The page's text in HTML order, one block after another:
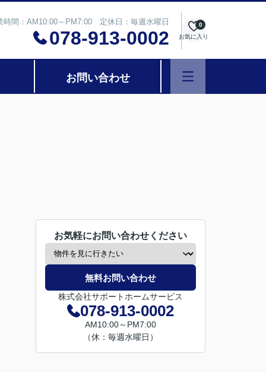
時間：AM10:00～PM7:00 定休日：毎週水曜日
078-913-0002 お気に入り
0
お問い合わせ
お気軽にお問い合わせください
無料お問い合わせ
株式会社サポートホームサービス
078-913-0002
AM10:00～PM7:00
（休：毎週水曜日）